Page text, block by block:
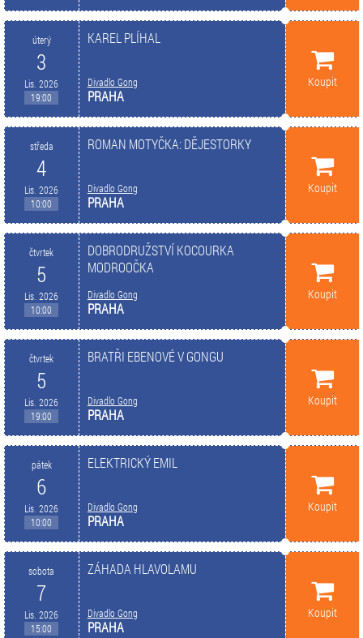
úterý
3
Lis. 2026
19:00
KAREL PLÍHAL
Divadlo Gong
PRAHA
Koupit
středa
4
Lis. 2026
10:00
ROMAN MOTYČKA: DĚJESTORKY
Divadlo Gong
PRAHA
Koupit
čtvrtek
5
Lis. 2026
10:00
DOBRODRUŽSTVÍ KOCOURKA
MODROOČKA
Divadlo Gong
PRAHA
Koupit
čtvrtek
5
Lis. 2026
19:00
BRATŘI EBENOVÉ V GONGU
Divadlo Gong
PRAHA
Koupit
pátek
6
Lis. 2026
10:00
ELEKTRICKÝ EMIL
Divadlo Gong
PRAHA
Koupit
sobota
7
Lis. 2026
15:00
ZÁHADA HLAVOLAMU
Divadlo Gong
PRAHA
Koupit